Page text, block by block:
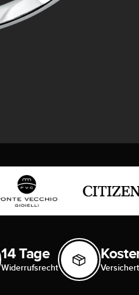
14 Tage
Widerrufsrecht